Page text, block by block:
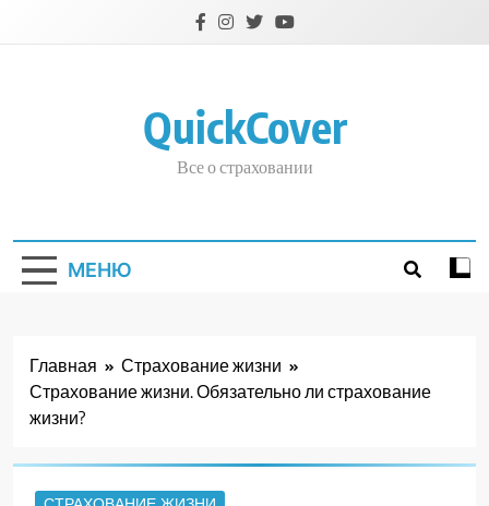
QuickCover
Все о страховании
МЕНЮ
Главная
Страхование жизни
Страхование жизни. Обязательно ли страхование
жизни?